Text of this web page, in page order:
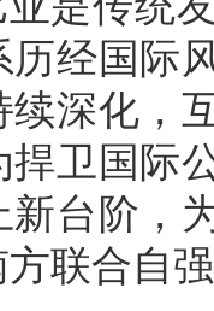
经国际
深化，
卫国际
台阶，
联合自